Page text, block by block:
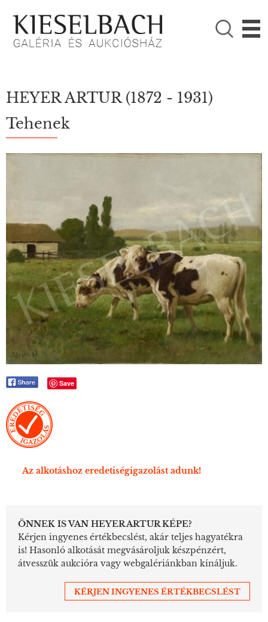

KÉRJÜK VÁLASSZON!
Festmények
HEYER ARTUR (1872 - 1931)
Tehenek
Save
Az alkotáshoz eredetiségigazolást adunk!
ÖNNEK IS VAN HEYER ARTUR KÉPE?
Kérjen ingyenes értékbecslést, akár teljes hagyatékra
is! Hasonló alkotását megvásároljuk készpénzért,
átvesszük aukcióra vagy webgalériánkban kínáljuk.
KÉRJEN INGYENES ÉRTÉKBECSLÉST